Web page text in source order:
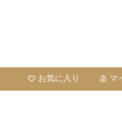
お気に入り マ